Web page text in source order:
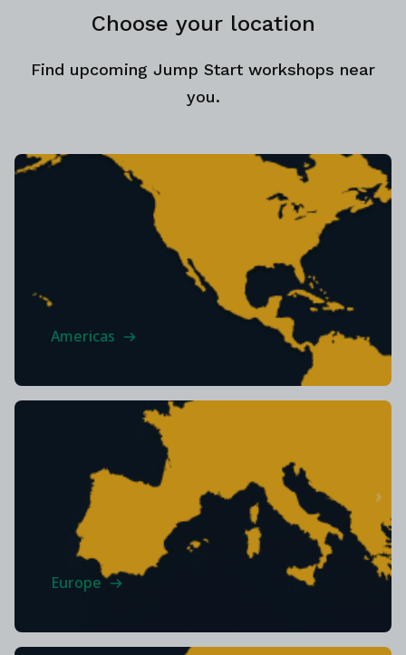
Choose your location
Find upcoming Jump Start workshops near
you.
Americas
Europe